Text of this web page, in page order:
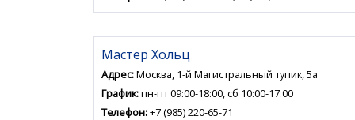
Мастер Хольц
Адрес:Москва, 1-й Магистральный тупик, 5а
График:пн-пт 09:00-18:00, сб 10:00-17:00
Телефон:+7 (985) 220-65-71